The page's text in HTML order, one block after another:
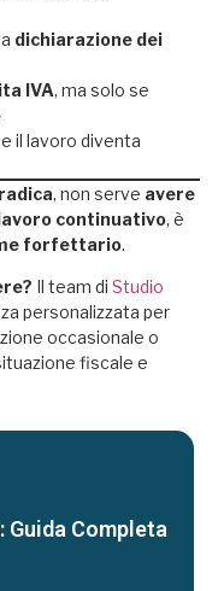
dichiarazione dei
IVA, ma solo se
il lavoro diventa
, non serve avere
continuativo, è
forfettario.
Il team di Studio
personalizzata per
occasionale o
fiscale e
Guida Completa